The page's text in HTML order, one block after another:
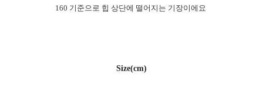
160 기준으로 힙 상단에 떨어지는 기장이에요
Size(cm)